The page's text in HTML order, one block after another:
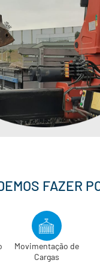
FAZER
Movimentação de
Cargas